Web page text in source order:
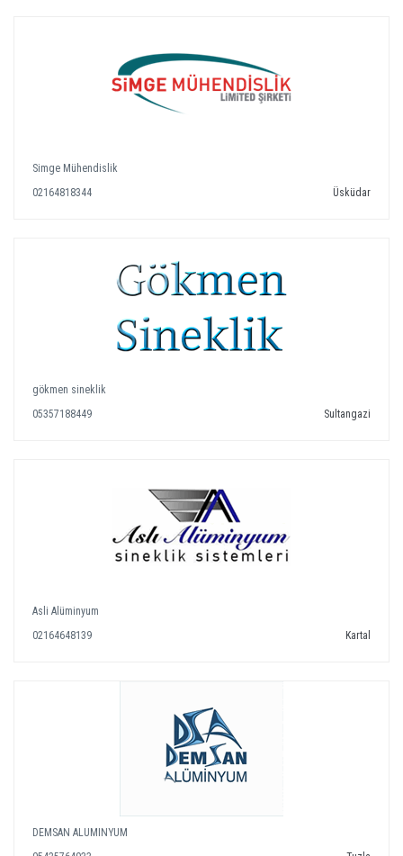
Simge Mühendislik
02164818344
Üsküdar
gökmen sineklik
05357188449
Sultangazi
Asli Alüminyum
02164648139
Kartal
DEMSAN ALUMINYUM